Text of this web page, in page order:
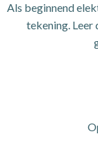
Als beginnend
tekening. Leer